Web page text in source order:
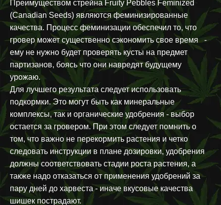
Преимуществом стрейна Fruity Pebbles Feminized
(Canadian Seeds) являются феминизированные
качества. Процесс феминизации обеспечил то, что
гровер может существенно сэкономить свое время -
ему не нужно будет проверять кусты на предмет
партизанов, боясь что они навредят будущему
урожаю.
Для лучшего результата следует использовать
подкормки. Это могут быть как минеральные
комплексы, так и органические удобрения - выбор
остается за гровером. При этом следует помнить о
том, что важно не перекормить растения и четко
следовать инструкции в плане дозировки, удобрения
должны соответствовать стадии роста растения, а
также надо отказаться от применения удобрений за
пару дней до харвеста - иначе вкусовые качества
шишек пострадают.